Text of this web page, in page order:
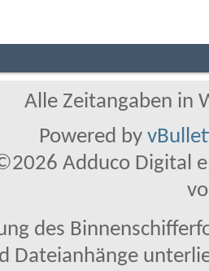
Alle Zeitangaben in
Powered by
Adduco Digital
des
Dateianhänge